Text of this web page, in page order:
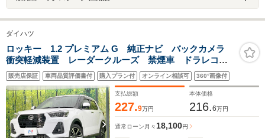
ダイハツ
ロッキー 1.2 プレミアム G 純正ナビ バックカメラ
衝突軽減装置 レーダークルーズ 禁煙車 ドラレコ
コーナーセンサー スマートキー LEDヘッド ETC
純正17インチアルミ オートハイビーム オートライト
販売店保証 車両品質評価書付 購入プラン付 オンライン相談可 360°画像付
支払総額
227.9万円
本体価格
216.6万円
通常ローン 月々18,100円